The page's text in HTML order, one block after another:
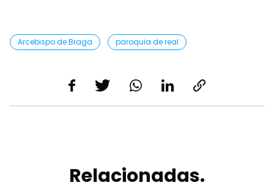
Arcebispo de Braga paroquia de real
Relacionadas.